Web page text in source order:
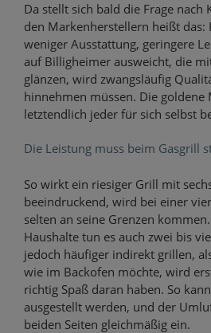
Da stellt sich bald die Frage nach
den Markenherstellern heißt das:
weniger Ausstattung, geringere
auf Billigheimer ausweicht, die
glänzen, wird zwangsläufig
hinnehmen müssen. Die goldene
letztendlich jeder für sich selbst
Die Leistung muss beim Gasgrill
So wirkt ein riesiger Grill mit
beeindruckend, wird bei einer
selten an seine Grenzen
Haushalte tun es auch zwei bis
jedoch häufiger indirekt grillen,
wie im Backofen möchte, wird
richtig Spaß daran haben. So
ausgestellt werden, und der
beiden Seiten gleichmäßig ein.